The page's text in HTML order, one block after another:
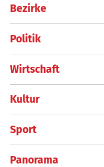
Bezirke
Politik
Wirtschaft
Kultur
Sport
Panorama